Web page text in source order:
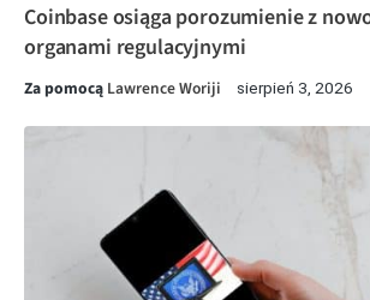
Coinbase osiąga porozumienie z
organami regulacyjnymi
Za pomocą Lawrence Woriji sierpień 3, 2026